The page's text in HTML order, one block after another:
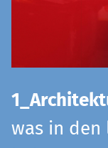
was in den